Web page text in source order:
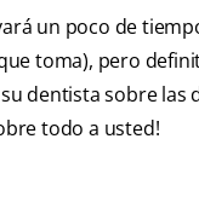
un poco de
toma), pero
dentista sobre las
todo a usted!